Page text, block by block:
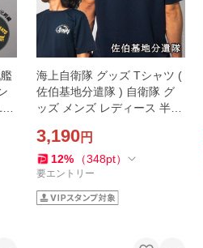
海上自衛隊 グッズ Tシャツ (
佐伯基地分遣隊 ) 自衛隊 グ
ッズ メンズ レディース 半袖
ツ 吸水速乾 M L LL 3L
3,190円
12% （348pt）
要エントリー